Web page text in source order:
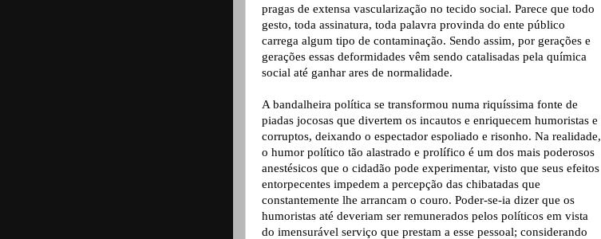
pragas de extensa vascularização no tecido social. Parece que todo
gesto, toda assinatura, toda palavra provinda do ente público
carrega algum tipo de contaminação. Sendo assim, por gerações e
gerações essas deformidades vêm sendo catalisadas pela química
social até ganhar ares de normalidade.
A bandalheira política se transformou numa riquíssima fonte de
piadas jocosas que divertem os incautos e enriquecem humoristas e
corruptos, deixando o espectador espoliado e risonho. Na realidade,
o humor político tão alastrado e prolífico é um dos mais poderosos
anestésicos que o cidadão pode experimentar, visto que seus efeitos
entorpecentes impedem a percepção das chibatadas que
constantemente lhe arrancam o couro. Poder-se-ia dizer que os
humoristas até deveriam ser remunerados pelos políticos em vista
do imensurável serviço que prestam a esse pessoal; considerando